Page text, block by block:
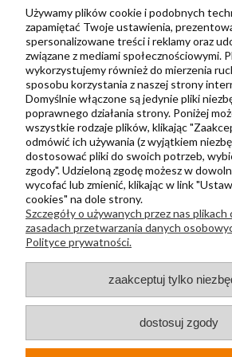
Zbieraj punkty za zakupy
Informacje
Kontakt
Regulamin
Polityka prywatności
Metody wysyłki i płatności
Płatności odroczone PayPo
Zwroty i reklamacje
Newsletter
sklep@kapak.pl
Używamy plików cookie i podobnych
zapamiętać Twoje ustawienia,
spersonalizowane treści i reklamy oraz
związane z mediami społecznościowymi.
wykorzystujemy również do mierzenia
sposobu korzystania z naszej strony
Domyślnie włączone są jedynie pliki
poprawnego działania strony. Poniżej
wszystkie rodzaje plików, klikając
odmówić ich używania (z wyjątkiem
dostosować pliki do swoich potrzeb,
zgody". Udzieloną zgodę możesz w
wycofać lub zmienić, klikając w link
cookies" na dole strony.
Szczegóły o używanych przez nas plikach
zasadach przetwarzania danych
Polityce prywatności.
zaakceptuj tylko
dostosuj zgody